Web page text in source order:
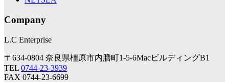
Company
L.C Enterprise
〒634-0804 奈良県橿原市内膳町1-5-6MacビルディングB1
TEL 0744-23-3939
FAX 0744-23-6699